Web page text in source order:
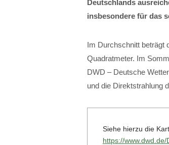
Deutschlands
insbesondere für das
Im Durchschnitt beträgt
Quadratmeter. Im
DWD – Deutsche
und die Direktstrahlung
Siehe hierzu die
https://